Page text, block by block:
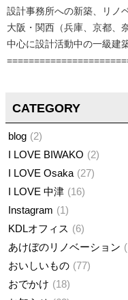
設計事務所への新築、リノ
大阪・関西（兵庫、京都、
中心に設計活動中の一級建
CATEGORY
blog
2
I LOVE BIWAKO
2
I LOVE Osaka
27
I LOVE 中津
16
Instagram
1
KDLオフィス
6
あけぼのリノベーション
おいしいもの 77
おでかけ
18